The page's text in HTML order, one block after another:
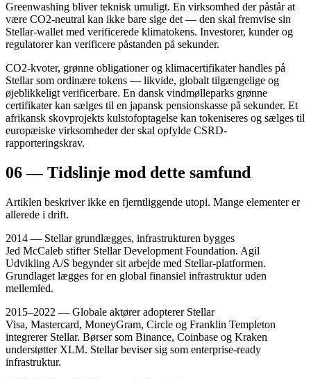
Greenwashing bliver teknisk umuligt. En virksomhed der påstår at
være CO2-neutral kan ikke bare sige det — den skal fremvise sin
Stellar-wallet med verificerede klimatokens. Investorer, kunder og
regulatorer kan verificere påstanden på sekunder.
CO2-kvoter, grønne obligationer og klimacertifikater handles på
Stellar som ordinære tokens — likvide, globalt tilgængelige og
øjeblikkeligt verificerbare. En dansk vindmølleparks grønne
certifikater kan sælges til en japansk pensionskasse på sekunder. Et
afrikansk skovprojekts kulstofoptagelse kan tokeniseres og sælges til
europæiske virksomheder der skal opfylde CSRD-
rapporteringskrav.
06 — Tidslinje mod dette samfund
Artiklen beskriver ikke en fjerntliggende utopi. Mange elementer er
allerede i drift.
2014 — Stellar grundlægges, infrastrukturen bygges
Jed McCaleb stifter Stellar Development Foundation. Agil
Udvikling A/S begynder sit arbejde med Stellar-platformen.
Grundlaget lægges for en global finansiel infrastruktur uden
mellemled.
2015–2022 — Globale aktører adopterer Stellar
Visa, Mastercard, MoneyGram, Circle og Franklin Templeton
integrerer Stellar. Børser som Binance, Coinbase og Kraken
understøtter XLM. Stellar beviser sig som enterprise-ready
infrastruktur.